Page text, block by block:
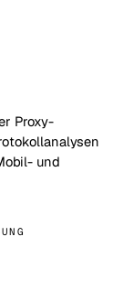
Proxy-
und